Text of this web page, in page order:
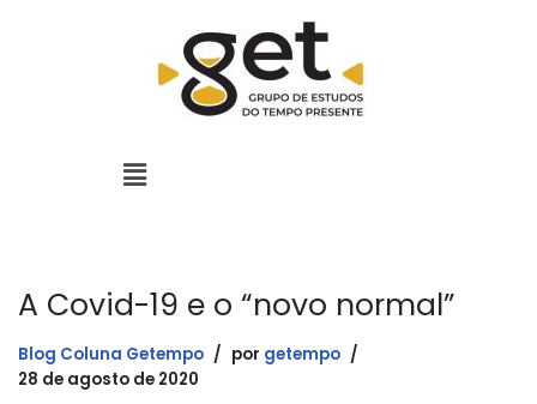
A Covid-19 e o “novo normal”
Blog Coluna Getempo por getempo
28 de agosto de 2020